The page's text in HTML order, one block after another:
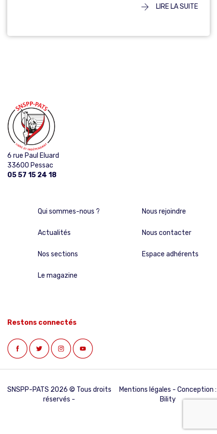
LIRE LA SUITE
6 rue Paul Eluard
33600 Pessac
05 57 15 24 18
Qui sommes-nous ?
Actualités
Nos sections
Le magazine
Nous rejoindre
Nous contacter
Espace adhérents
Restons connectés
SNSPP-PATS 2026 © Tous droits
réservés -
Mentions légales - Conception :
Bility